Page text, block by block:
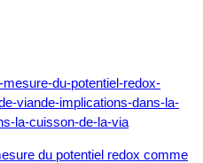
du potentiel redox comme